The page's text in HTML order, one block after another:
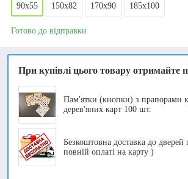
90х55 150x82 170x90 185x100
Готово до відправки
При купівлі цього товару отримайте
Пам'ятки (кнопки) з прапорами
дерев'яних карт 100 шт.
Безкоштовна доставка до дверей
повній оплаті на карту )